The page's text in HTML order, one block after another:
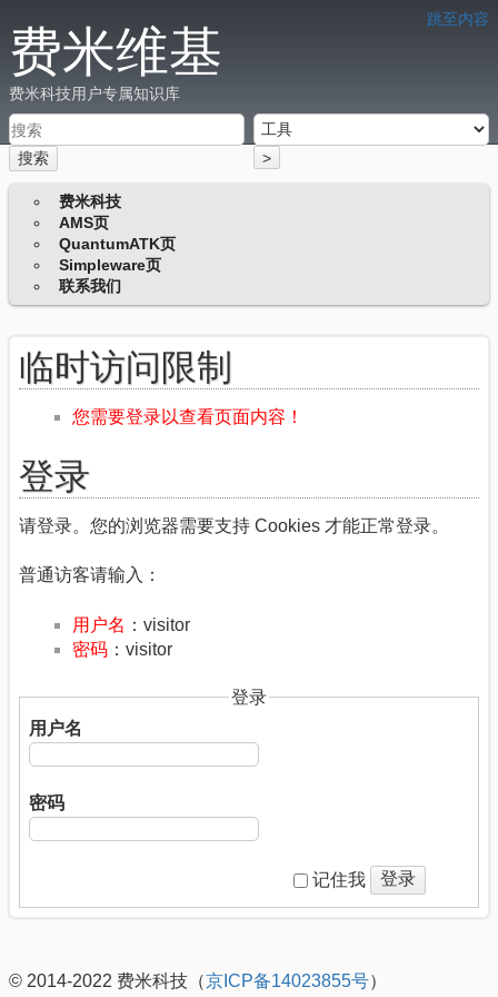
跳至内容
费米维基
费米科技用户专属知识库
搜索 >
费米科技
AMS页
QuantumATK页
Simpleware页
联系我们
临时访问限制
您需要登录以查看页面内容！
登录
请登录。您的浏览器需要支持 Cookies 才能正常登录。
普通访客请输入：
用户名 ：visitor
密码 ：visitor
登录
用户名
密码
记住我 登录
© 2014-2022 费米科技（京ICP备14023855号）